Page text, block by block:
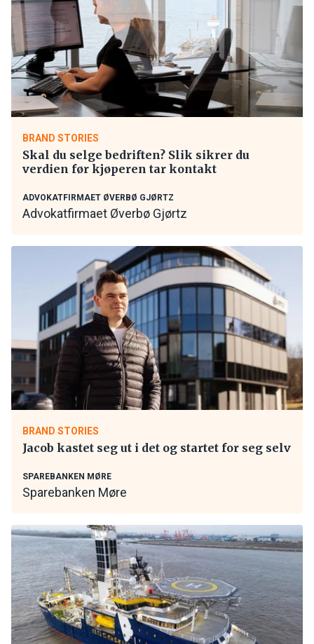
BRAND STORIES
Skal du selge bedriften? Slik sikrer du
verdien før kjøperen tar kontakt
ADVOKATFIRMAET ØVERBØ GJØRTZ
Advokatfirmaet Øverbø Gjørtz
BRAND STORIES
Jacob kastet seg ut i det og startet for seg selv
SPAREBANKEN MØRE
Sparebanken Møre